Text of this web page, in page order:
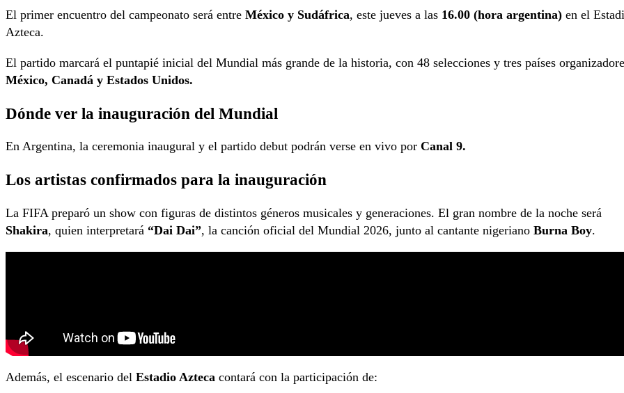
El primer encuentro del campeonato será entre México y Sudáfrica, este jueves a las 16.00 (hora argentina) en el
Azteca.
El partido marcará el puntapié inicial del Mundial más grande de la historia, con 48 selecciones y tres países
México, Canadá y Estados Unidos.
Dónde ver la inauguración del Mundial
En Argentina, la ceremonia inaugural y el partido debut podrán verse en vivo por Canal 9.
Los artistas confirmados para la inauguración
La FIFA preparó un show con figuras de distintos géneros musicales y generaciones. El gran nombre de la noche será
Shakira, quien interpretará “Dai Dai”, la canción oficial del Mundial 2026, junto al cantante nigeriano Burna Boy.
Además, el escenario del Estadio Azteca contará con la participación de: